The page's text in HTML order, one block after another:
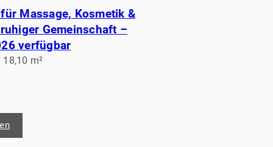
Massage, Kosmetik &
Gemeinschaft –
verfügbar
m²